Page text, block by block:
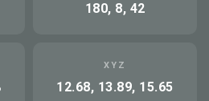
180, 8, 42
XYZ
12.68, 13.89, 15.65